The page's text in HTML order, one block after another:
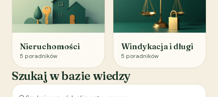
Nieruchomości
5 poradników
Windykacja i długi
5 poradników
Szukaj w bazie wiedzy